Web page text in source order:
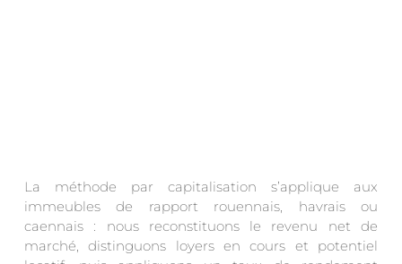
La méthode par capitalisation s’applique aux
immeubles de rapport rouennais, havrais ou
caennais : nous reconstituons le revenu net de
marché, distinguons loyers en cours et potentiel